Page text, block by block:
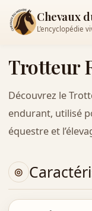
Chevaux
L’encyclopédie
Trotteur
Découvrez le
endurant, utilisé
équestre et